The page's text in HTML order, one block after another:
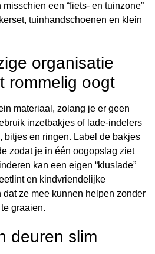
een “fiets- en tuinzone”
tuinhandschoenen en klein
organisatie
rommelig oogt
materiaal, zolang je er geen
inzetbakjes of lade-indelers
bitjes en ringen. Label de bakjes
zodat je in één oogopslag ziet
kan een eigen “kluslade”
en kindvriendelijke
ze mee kunnen helpen zonder
graaien.
deuren slim